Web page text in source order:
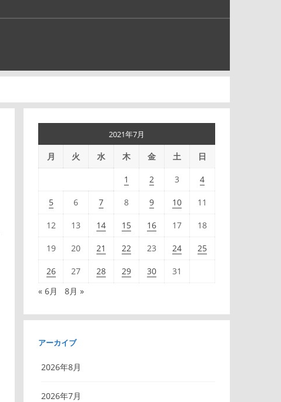
2021年7月
月 火 水 木 金 土 日
1 2 3 4
5 6 7 8 9 10 11
12 13 14 15 16 17 18
19 20 21 22 23 24 25
26 27 28 29 30
31
« 6月
8月 »
アーカイブ
2026年8月
2026年7月